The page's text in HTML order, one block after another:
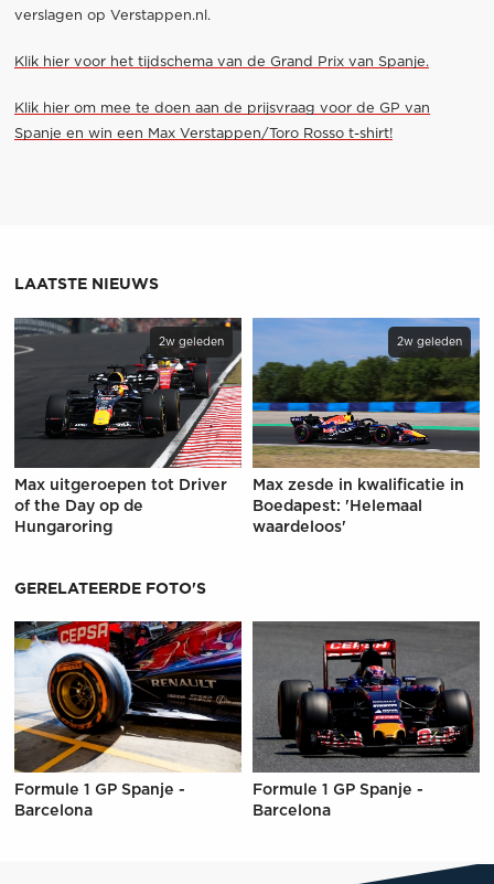
verslagen op Verstappen.nl.
Klik hier voor het tijdschema van de Grand Prix van Spanje.
Klik hier om mee te doen aan de prijsvraag voor de GP van
Spanje en win een Max Verstappen/Toro Rosso t-shirt!
LAATSTE NIEUWS
2w geleden
Max uitgeroepen tot Driver
of the Day op de
Hungaroring
2w geleden
Max zesde in kwalificatie in
Boedapest: 'Helemaal
waardeloos'
GERELATEERDE FOTO'S
Formule 1 GP Spanje -
Barcelona
Formule 1 GP Spanje -
Barcelona